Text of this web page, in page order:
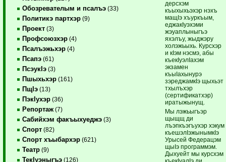
Обозревателым и псалъэ (33)
Политикэ партхэр (9)
Проект (3)
Профсоюзхэр (4)
Псалъэжьхэр (4)
Псапэ (61)
ПсэукIэ (3)
Пшыхьхэр (161)
ПщIэ (13)
ПэкIухэр (36)
Репортаж (7)
Сабийхэм факъыхуеджэ (3)
Спорт (82)
Спорт хъыбархэр (621)
Театр (9)
ТекIуэныгъэ (126)
дерсхэм
къыхыхьэхэр нэхъ
мащIэ хъуркъым,
еджакIуэхэми
жэуаплыныгъэ
яхэлъу, жыджэру
холэжьыхь. Курсхэр
и кIэм нэсмэ, абы
къекIуэлIахэм
экзамен
къыIахынурэ
зэреджамкIэ щыхьэт
тхылъхэр
(сертификатхэр)
иратыжынущ.
Мы лэжьыгъэр
щыщщ ди
лъэпкъэгъухэр хэкум
къешэлIэжынымкIэ
Урысей Федерацэм
щыIэ программэм.
Дыхуейт мы курсхэм